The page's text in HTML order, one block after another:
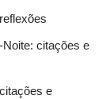
citações e
e